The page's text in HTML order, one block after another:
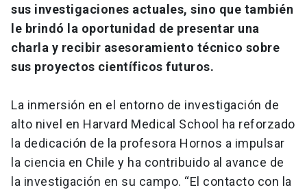
sus investigaciones actuales, sino que también
le brindó la oportunidad de presentar una
charla y recibir asesoramiento técnico sobre
sus proyectos científicos futuros.
La inmersión en el entorno de investigación de
alto nivel en Harvard Medical School ha reforzado
la dedicación de la profesora Hornos a impulsar
la ciencia en Chile y ha contribuido al avance de
la investigación en su campo. “El contacto con la